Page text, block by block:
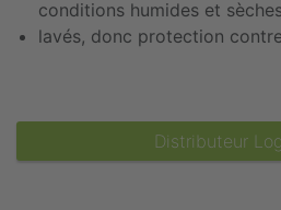
conditions humides et
lavés, donc protection
Distributeur